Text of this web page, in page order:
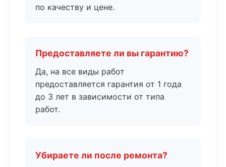
по качеству и цене.
Предоставляете ли вы гарантию?
Да, на все виды работ
предоставляется гарантия от 1 года
до 3 лет в зависимости от типа
работ.
Убираете ли после ремонта?